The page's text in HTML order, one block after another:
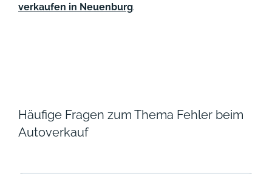
verkaufen in Neuenburg.
Häufige Fragen zum Thema Fehler beim
Autoverkauf